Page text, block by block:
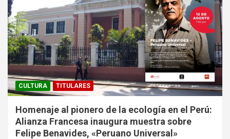
CULTURA TITULARES
Homenaje al pionero de la ecología en el Perú:
Alianza Francesa inaugura muestra sobre
Felipe Benavides, «Peruano Universal»